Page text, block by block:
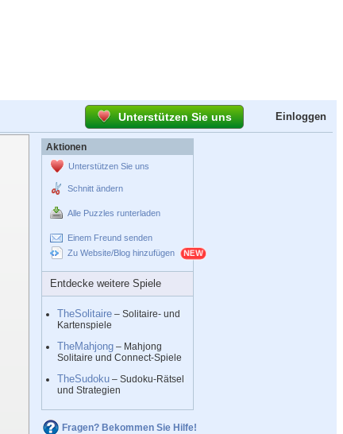
Unterstützen Sie uns Einloggen
Aktionen
Unterstützen Sie uns
Schnitt ändern
Alle Puzzles runterladen
Einem Freund senden
Zu Website/Blog hinzufügen
Entdecke weitere Spiele
TheSolitaire – Solitaire- und
Kartenspiele
TheMahjong – Mahjong
Solitaire und Connect-Spiele
TheSudoku – Sudoku-Rätsel
und Strategien
Fragen? Bekommen Sie Hilfe!